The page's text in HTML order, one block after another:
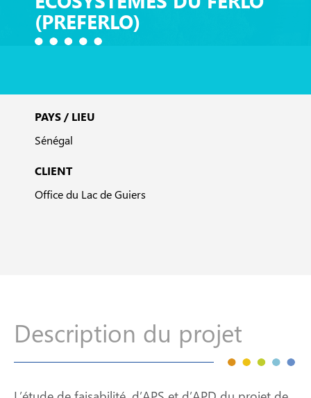
(PREFERLO)
PAYS / LIEU
Sénégal
CLIENT
Office du Lac de Guiers
Description du projet